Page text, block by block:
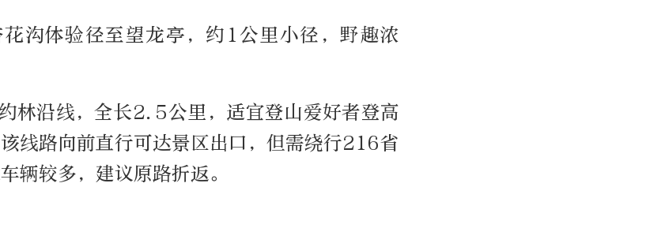
沟体验径至望龙亭，约1公里小径，野趣浓
林沿线，全长2.5公里，适宜登山爱好者登高
线路向前直行可达景区出口，但需绕行216省
辆较多，建议原路折返。